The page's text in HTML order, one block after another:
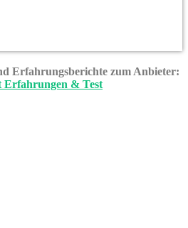
Erfahrungsberichte zum Anbieter:
Erfahrungen & Test